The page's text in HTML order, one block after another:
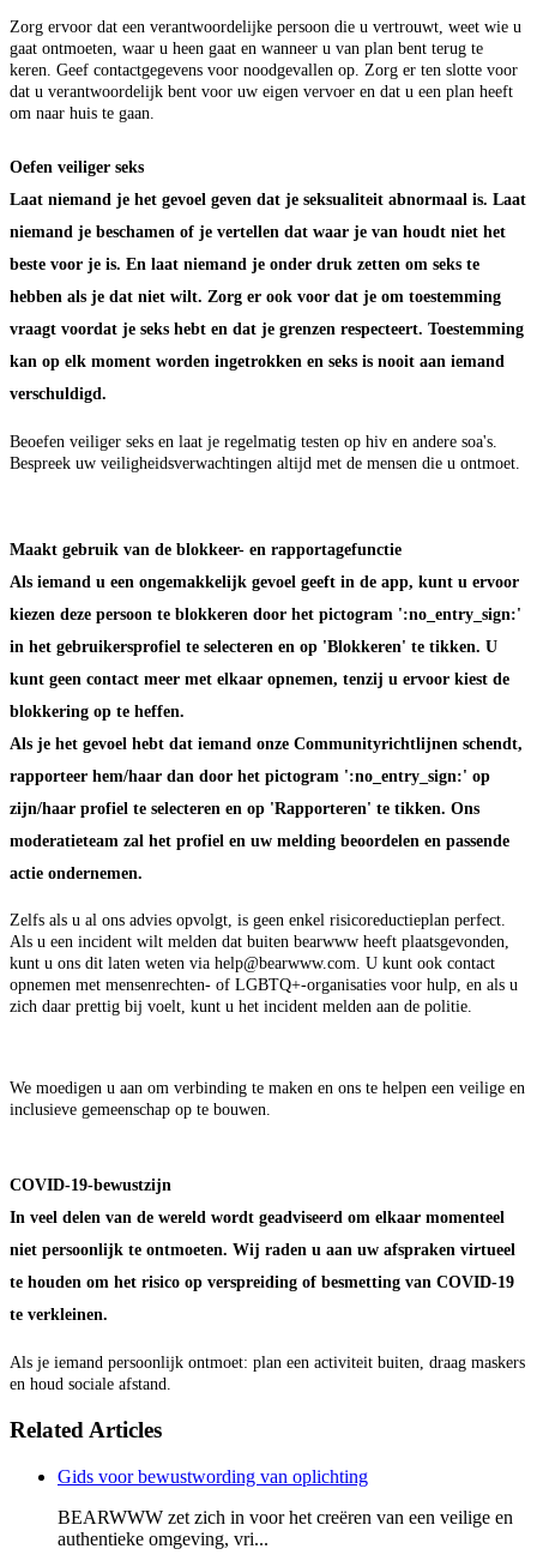
Zorg ervoor dat een verantwoordelijke persoon die u vertrouwt, weet wie u
gaat ontmoeten, waar u heen gaat en wanneer u van plan bent terug te
keren. Geef contactgegevens voor noodgevallen op. Zorg er ten slotte voor
dat u verantwoordelijk bent voor uw eigen vervoer en dat u een plan heeft
om naar huis te gaan.
Oefen veiliger seks
Laat niemand je het gevoel geven dat je seksualiteit abnormaal is. Laat
niemand je beschamen of je vertellen dat waar je van houdt niet het
beste voor je is. En laat niemand je onder druk zetten om seks te
hebben als je dat niet wilt. Zorg er ook voor dat je om toestemming
vraagt voordat je seks hebt en dat je grenzen respecteert. Toestemming
kan op elk moment worden ingetrokken en seks is nooit aan iemand
verschuldigd.
Beoefen veiliger seks en laat je regelmatig testen op hiv en andere soa's.
Bespreek uw veiligheidsverwachtingen altijd met de mensen die u ontmoet.
Maakt gebruik van de blokkeer- en rapportagefunctie
Als iemand u een ongemakkelijk gevoel geeft in de app, kunt u ervoor
kiezen deze persoon te blokkeren door het pictogram ':no_entry_sign:'
in het gebruikersprofiel te selecteren en op 'Blokkeren' te tikken. U
kunt geen contact meer met elkaar opnemen, tenzij u ervoor kiest de
blokkering op te heffen.
Als je het gevoel hebt dat iemand onze Communityrichtlijnen schendt,
rapporteer hem/haar dan door het pictogram ':no_entry_sign:' op
zijn/haar profiel te selecteren en op 'Rapporteren' te tikken. Ons
moderatieteam zal het profiel en uw melding beoordelen en passende
actie ondernemen.
Zelfs als u al ons advies opvolgt, is geen enkel risicoreductieplan perfect.
Als u een incident wilt melden dat buiten bearwww heeft plaatsgevonden,
kunt u ons dit laten weten via help@bearwww.com. U kunt ook contact
opnemen met mensenrechten- of LGBTQ+-organisaties voor hulp, en als u
zich daar prettig bij voelt, kunt u het incident melden aan de politie.
We moedigen u aan om verbinding te maken en ons te helpen een veilige en
inclusieve gemeenschap op te bouwen.
COVID-19-bewustzijn
In veel delen van de wereld wordt geadviseerd om elkaar momenteel
niet persoonlijk te ontmoeten. Wij raden u aan uw afspraken virtueel
te houden om het risico op verspreiding of besmetting van COVID-19
te verkleinen.
Als je iemand persoonlijk ontmoet: plan een activiteit buiten, draag maskers
en houd sociale afstand.
Related Articles
Gids voor bewustwording van oplichting
BEARWWW zet zich in voor het creëren van een veilige en
authentieke omgeving, vri...